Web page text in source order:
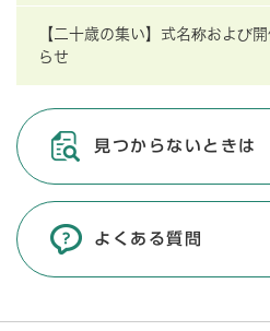
【二十歳の集い】式名称および
らせ
見つからないときは
よくある質問